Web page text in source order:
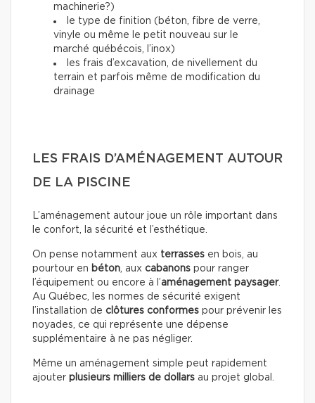
machinerie?)
le type de finition (béton, fibre de verre,
vinyle ou même le petit nouveau sur le
marché québécois, l’inox)
les frais d’excavation, de nivellement du
terrain et parfois même de modification du
drainage
LES FRAIS D’AMÉNAGEMENT AUTOUR
DE LA PISCINE
L’aménagement autour joue un rôle important dans
le confort, la sécurité et l’esthétique.
On pense notamment aux terrasses en bois, au
pourtour en béton, aux cabanons pour ranger
l’équipement ou encore à l’aménagement paysager.
Au Québec, les normes de sécurité exigent
l’installation de clôtures conformes pour prévenir les
noyades, ce qui représente une dépense
supplémentaire à ne pas négliger.
Même un aménagement simple peut rapidement
ajouter plusieurs milliers de dollars au projet global.